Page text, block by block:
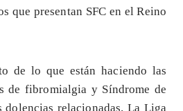
que presentan SFC en el Reino
de lo que están haciendo las
de fibromialgia y Síndrome de
relacionadas. La Liga